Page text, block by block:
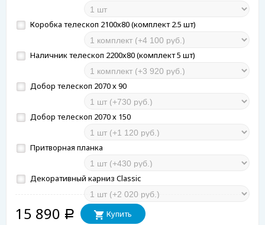
Коробка телескоп 2100х80 (комплект 2.5 шт)
Наличник телескоп 2200х80 (комплект 5 шт)
Добор телескоп 2070 х 90
Добор телескоп 2070 х 150
Притворная планка
Декоративный карниз Classiс
15 890 Р Купить